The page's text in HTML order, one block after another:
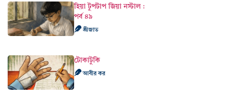
হিয়া টুপটাপ জিয়া নস্টাল :
পর্ব ৪৯
শ্রীজাত
টোকাটুকি
আবীর কর